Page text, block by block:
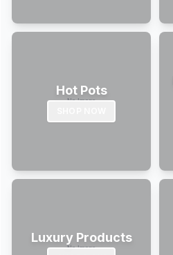
Hot Pots
Luxury Products